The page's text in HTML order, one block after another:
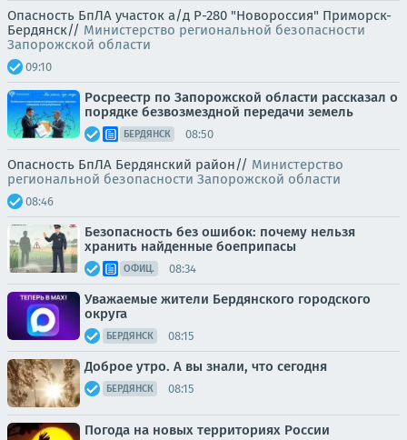
Опасность БпЛА участок а/д Р-280 "Новороссия" Приморск-
Бердянск// Министерство региональной безопасности
Запорожской области
09:10
Росреестр по Запорожской области рассказал о
порядке безвозмездной передачи земель
БЕРДЯНСК 08:50
Опасность БпЛА Бердянский район// Министерство
региональной безопасности Запорожской области
08:46
Безопасность без ошибок: почему нельзя
хранить найденные боеприпасы
ОФИЦ. 08:34
Уважаемые жители Бердянского городского
округа
БЕРДЯНСК 08:15
Доброе утро. А вы знали, что сегодня
БЕРДЯНСК 08:15
Погода на новых территориях России